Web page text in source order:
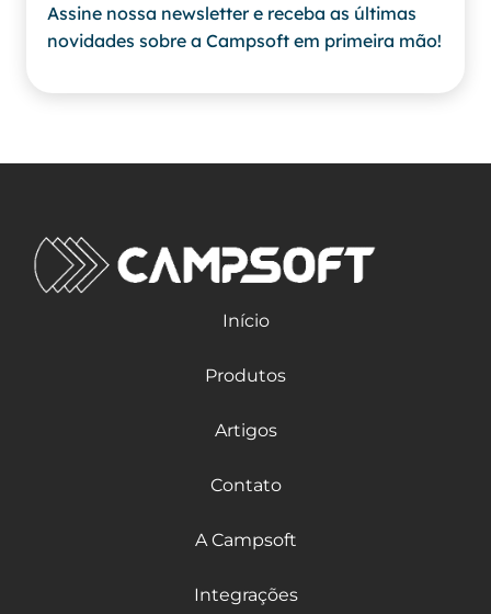
Assine nossa newsletter e receba as últimas
novidades sobre a Campsoft em primeira mão!
Início
Produtos
Artigos
Contato
A Campsoft
Integrações